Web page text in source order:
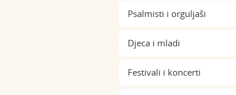
Psalmisti i orguljaši
Djeca i mladi
Festivali i koncerti